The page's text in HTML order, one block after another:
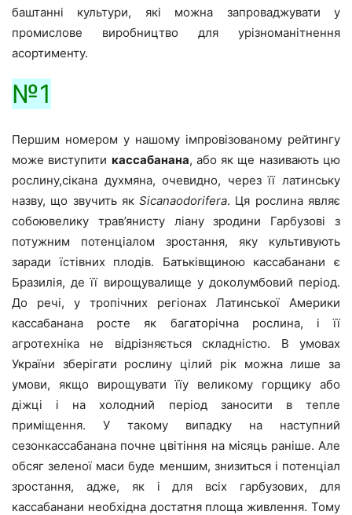
баштанні культури, які можна запроваджувати у
промислове виробництво для урізноманітнення
асортименту.
№1
Першим номером у нашому імпровізованому рейтингу
може виступити кассабанана, або як ще називають цю
рослину,сікана духмяна, очевидно, через її латинську
назву, що звучить якSicanaodorifera. Ця рослина являє
собоювелику трав’янисту ліану зродини Гарбузові з
потужним потенціалом зростання, яку культивують
заради їстівних плодів. Батьківщиною кассабанани є
Бразилія, де її вирощувалище у доколумбовий період.
До речі, у тропічних регіонах Латинської Америки
кассабанана росте як багаторічна рослина, і її
агротехніка не відрізняється складністю. В умовах
України зберігати рослину цілий рік можна лише за
умови, якщо вирощувати їїу великому горщику або
діжці і на холодний період заносити в тепле
приміщення. У такому випадку на наступний
сезонкассабанана почне цвітіння на місяць раніше. Але
обсяг зеленої маси буде меншим, знизиться і потенціал
зростання, адже, як і для всіх гарбузових, для
кассабанани необхідна достатня площа живлення. Тому